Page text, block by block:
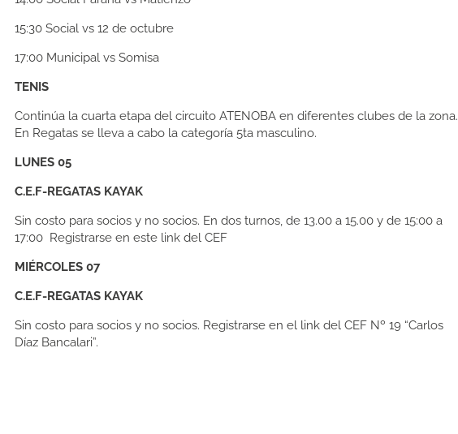
15:30 Social vs 12 de octubre
17:00 Municipal vs Somisa
TENIS
Continúa la cuarta etapa del circuito ATENOBA en diferentes clubes de la zona.
En Regatas se lleva a cabo la categoría 5ta masculino.
LUNES 05
C.E.F-REGATAS KAYAK
Sin costo para socios y no socios. En dos turnos, de 13.00 a 15.00 y de 15:00 a
17:00 Registrarse en este link del CEF
MIÉRCOLES 07
C.E.F-REGATAS KAYAK
Sin costo para socios y no socios. Registrarse en el link del CEF Nº 19 “Carlos
Díaz Bancalari”.